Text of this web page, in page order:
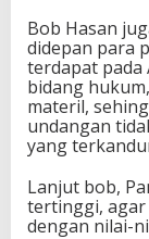
Bob Hasan
didepan para
terdapat pada
bidang
materil,
undangan
yang
Lanjut bob,
tertinggi,
dengan nilai-